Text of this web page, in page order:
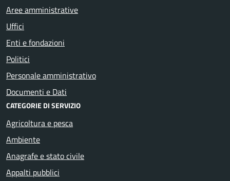
Aree amministrative
Uffici
Enti e fondazioni
Politici
Personale amministrativo
Documenti e Dati
CATEGORIE DI SERVIZIO
Agricoltura e pesca
Ambiente
Anagrafe e stato civile
Appalti pubblici